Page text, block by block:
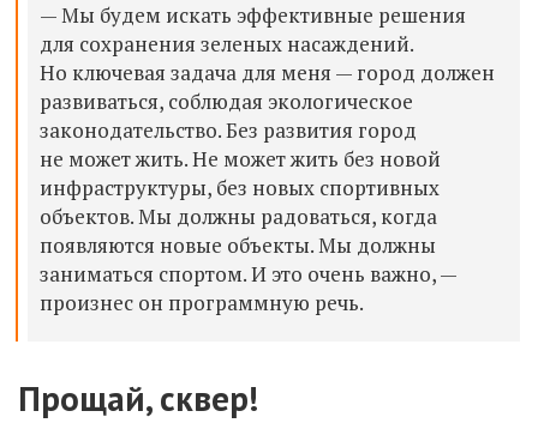
— Мы будем искать эффективные решения
для сохранения зеленых насаждений.
Но ключевая задача для меня — город должен
развиваться, соблюдая экологическое
законодательство. Без развития город
не может жить. Не может жить без новой
инфраструктуры, без новых спортивных
объектов. Мы должны радоваться, когда
появляются новые объекты. Мы должны
заниматься спортом. И это очень важно, —
произнес он программную речь.
Прощай, сквер!